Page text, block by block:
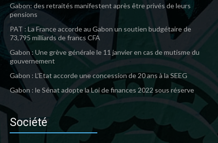
Gabon: des retraités manifestent après être privés de leurs
pensions
PAT : La France accorde au Gabon un soutien budgétaire de
73,795 milliards de francs CFA
Gabon : Une grève générale le 11 janvier en cas de mutisme du
gouvernement
Gabon : L’Etat accorde une concession de 20 ans à la SEEG
Gabon : le Sénat adopte la Loi de finances 2022 sous réserve
Société